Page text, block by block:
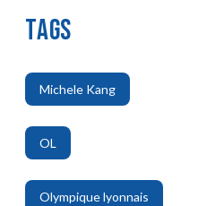
TAGS
Michele Kang
,
OL
,
Olympique lyonnais